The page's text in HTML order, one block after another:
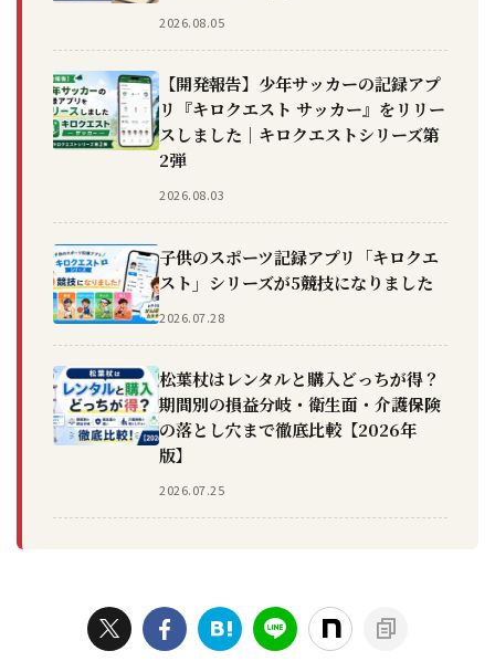
2026.08.05
【開発報告】少年サッカーの記録アプ
リ『キロクエスト サッカー』をリリー
スしました｜キロクエストシリーズ第
2弾
2026.08.03
子供のスポーツ記録アプリ「キロクエ
スト」シリーズが5競技になりました
2026.07.28
松葉杖はレンタルと購入どっちが得？
期間別の損益分岐・衛生面・介護保険
の落とし穴まで徹底比較【2026年
版】
2026.07.25